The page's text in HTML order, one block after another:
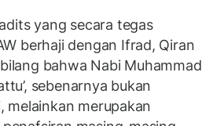
yang secara tegas
berhaji dengan Ifrad, Qiran
bahwa Nabi Muhammad
sebenarnya bukan
melainkan merupakan